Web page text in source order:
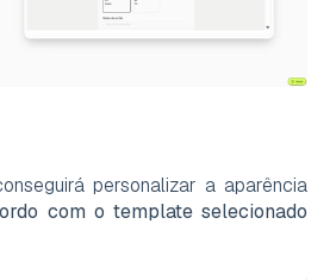
personalizar a aparência
com o template selecionado